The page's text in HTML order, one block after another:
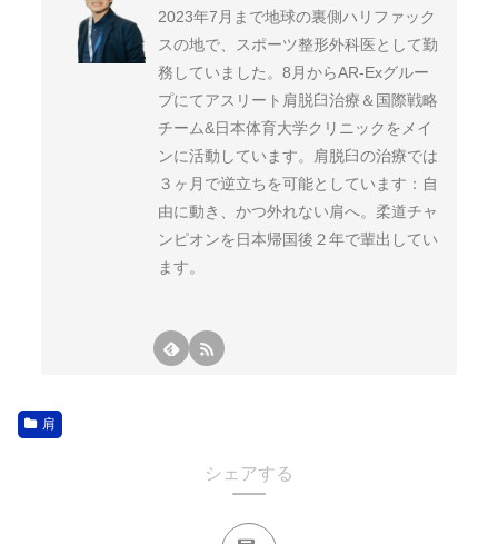
2023年7月まで地球の裏側ハリファック
スの地で、スポーツ整形外科医として勤
務していました。8月からAR-Exグルー
プにてアスリート肩脱臼治療＆国際戦略
チーム&日本体育大学クリニックをメイ
ンに活動しています。肩脱臼の治療では
３ヶ月で逆立ちを可能としています：自
由に動き、かつ外れない肩へ。柔道チャ
ンピオンを日本帰国後２年で輩出してい
ます。
肩
シェアする